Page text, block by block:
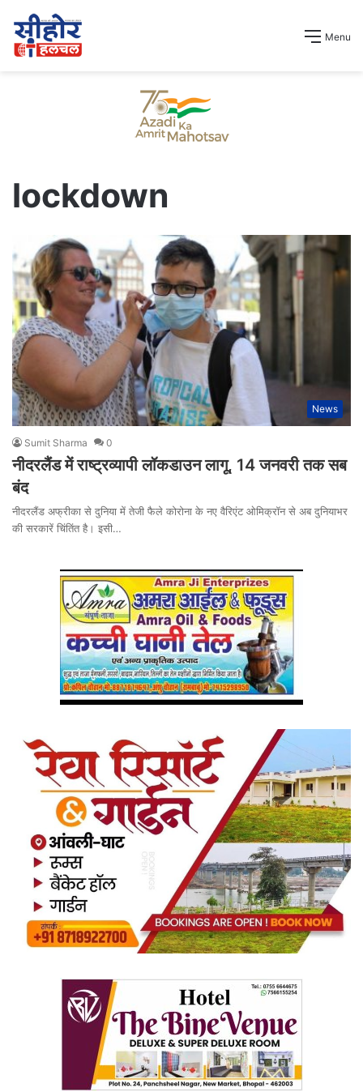
Menu
lockdown
News
Sumit Sharma 0
नीदरलैंड में राष्ट्रव्यापी लॉकडाउन लागू, 14 जनवरी तक सब
बंद
नीदरलैंड अफ्रीका से दुनिया में तेजी फैले कोरोना के नए वैरिएंट ओमिक्रॉन से अब दुनियाभर
की सरकारें चिंतिंत है। इसी…